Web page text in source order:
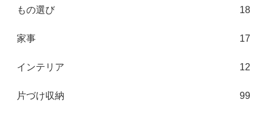
もの選び 18
家事 17
インテリア 12
片づけ収納 99